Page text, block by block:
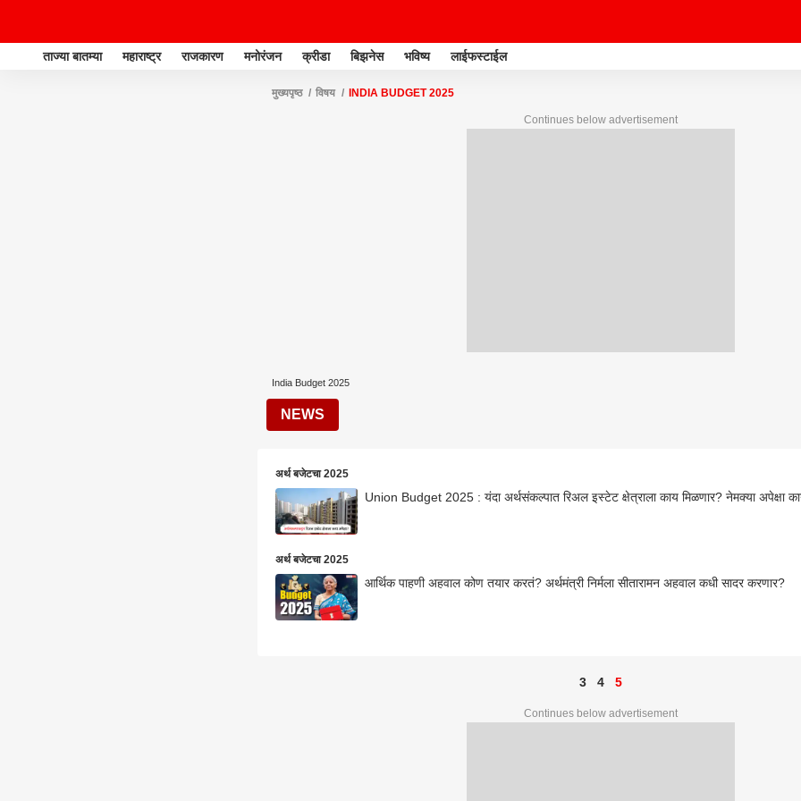
ताज्या बातम्या महाराष्ट्र राजकारण मनोरंजन क्रीडा बिझनेस भविष्य लाईफस्टाईल
मुख्यपृष्ठ विषय INDIA BUDGET 2025
Continues below advertisement
India Budget 2025
NEWS
अर्थ बजेटचा 2025
Union Budget 2025 : यंदा अर्थसंकल्पात रिअल इस्टेट क्षेत्राला काय मिळणार? नेमक्या अपेक्षा
अर्थ बजेटचा 2025
आर्थिक पाहणी अहवाल कोण तयार करतं? अर्थमंत्री निर्मला सीतारामन अहवाल कधी सादर करणार?
3 4 5
Continues below advertisement